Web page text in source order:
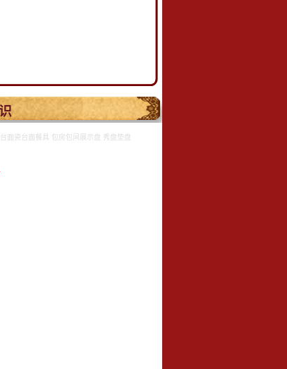
.
面瓷台面餐具 包房包间展示盘 秀盘垫盘